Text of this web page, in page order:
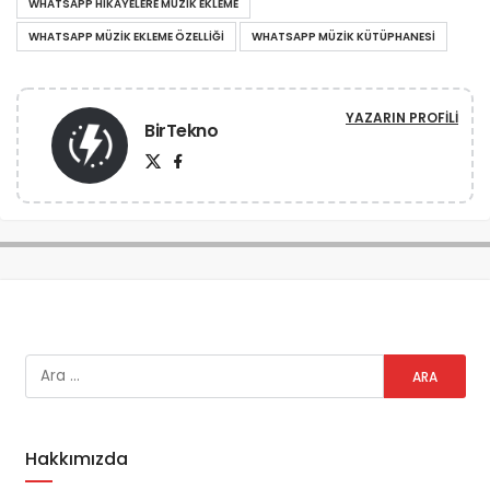
WHATSAPP HIKAYELERE MÜZIK EKLEME
WHATSAPP MÜZIK EKLEME ÖZELLIĞI
WHATSAPP MÜZIK KÜTÜPHANESI
BirTekno YAZARIN PROFILI
Hakkımızda